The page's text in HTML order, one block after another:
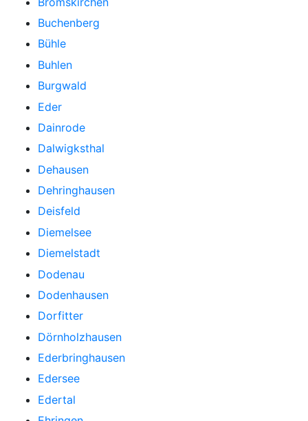
Buchenberg
Bühle
Buhlen
Burgwald
Eder
Dainrode
Dalwigksthal
Dehausen
Dehringhausen
Deisfeld
Diemelsee
Diemelstadt
Dodenau
Dodenhausen
Dorfitter
Dörnholzhausen
Ederbringhausen
Edersee
Edertal